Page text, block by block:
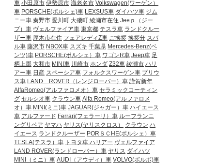
車 小田原市 伊勢原市 海老名市 Volkswagen(ワーゲン）
車 PORSCHE(ポルシェ)車 LEXSUS車 ダイハツ車 ジム
ニー車 秦野市 愛川町 大磯町 綾瀬市在住 Jeeｐ（ジー
プ）車 ヴェルファイア車 東京都 テスラ車 ランドクルー
ザー車 厚木市在住 フェアレディZ車 ご挨拶 挨拶分 スバ
ル車 藤沢市 NBOX車 スズキ 千葉県 Mercedes-Benz(ベ
ンツ)車 PORSCHE(ポルシェ）車 ワゴンR車 Jeep車 足
柄上郡 大和市 MINI車 川崎市 ホンダ Z32車 綾瀬市 ハリ
アー車 日産 スペーシア車 フォルクスワーゲン車 プリウ
ス車 LAND ROVER（レンジローバー）車 謹賀新年
AlfaRomeo(アルファロメオ）車 セラミックコーティン
グ セルシオ車 クラウン車 Alfa Romeo(アルファロメ
オ）車 MINI(ミニ)車 JAGUAR(ジャガー）車 ハイエース
車 アルファード Ferrari(フェラーリ）車 ルーフランニ
ングリペア ヤマハ ヤリス(ヤリスクロス） クラウン ハ
イエース ランドクルーザー PORＳＣHE(ポルシェ）車
TESLA(テスラ）車 トヨタ車 ハリアー ヴェルファイア
LAND ROVER(ランドローバー）車 ヤリス ダイハツ
MINI（ミニ）車 AUDI（アウディ）車 VOLVO(ボルボ)車